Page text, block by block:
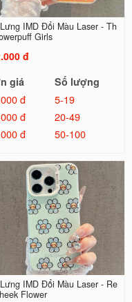
IMD Đổi Màu Laser - Th
Girls
đ
giá
Số lượng
đ
5-19
đ
20-49
đ
50-100
IMD Đổi Màu Laser - Re
Flower